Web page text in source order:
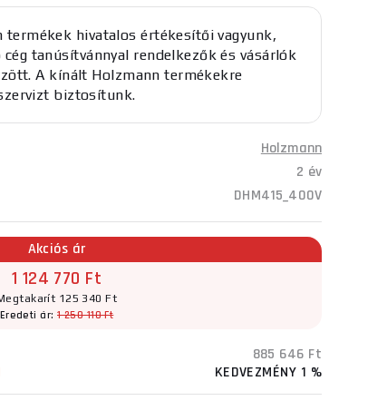
termékek hivatalos értékesítői vagyunk,
tanúsítvánnyal rendelkezők és vásárlók
A kínált Holzmann termékekre
biztosítunk.
Holzmann
2 év
DHM415_400V
Akciós ár
1 124 770 Ft
125 340 Ft
Eredeti ár: 1 250 110 Ft
885 646 Ft
KEDVEZMÉNY 1 %